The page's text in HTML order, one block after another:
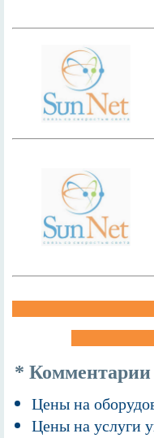
* Комментарии
Цены на
Цены на услуги